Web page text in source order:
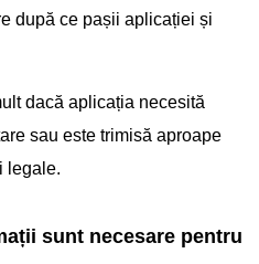
după ce pașii aplicației și
dacă aplicația necesită
sau este trimisă aproape
legale.
sunt necesare pentru